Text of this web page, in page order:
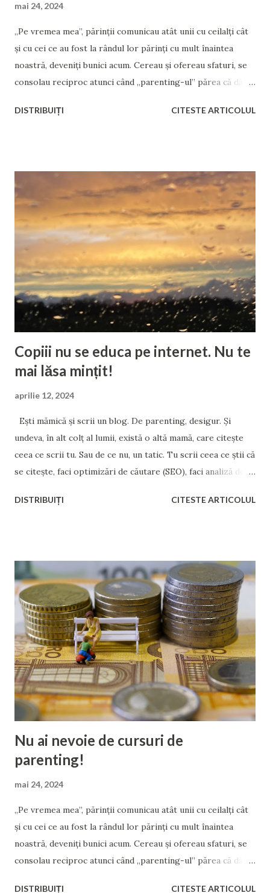
mai 24, 2024
„Pe vremea mea”, părinții comunicau atât unii cu ceilalți cât
și cu cei ce au fost la rândul lor părinți cu mult înaintea
noastră, deveniți bunici acum. Cereau și ofereau sfaturi, se
consolau reciproc atunci când „parenting-ul” părea că dă
să funcționeze, în ciuda faptului că noțiunea de parenting
din greșeală sau din inconștiență, părinții pe care îi vedem
destul de des la televizor alături de cuvântul „abuz”, din ce
am observat, nu de cursuri de parenting au nevoie, ci de
medicație, de măsuri coercitive sau de arest
instituționalizat. Poate și de sterilizare chimică, însă intru
aici pe un teritoriu destul de instabil și interpretabil, ce ține
de drepturile fundamentale ale omului. Deși cel ce-și
abuzează copilul nu știu dacă mai poate fi catalogat ca...
DISTRIBUIȚI CITESTE ARTICOLUL
Copiii nu se educa pe internet. Nu te
mai lăsa mințit!
aprilie 12, 2024
Ești mămică și scrii un blog. De parenting, desigur. Și
undeva, în alt colț al lumii, există o altă mamă, care citește
ceea ce scrii tu. Sau de ce nu, un tatic. Tu scrii ceea ce știi că
se citește, faci optimizări de căutare (SEO), faci analiză de
optimizezi site-ul pentru o indexare mai rapidă, și îți
nimic de indexare și de page rank. Și nici nu o interesează.
Pe ea o interesează să afle informații relevante care să-i
facă viața de mamă mai ușoară. Sau poate caută doar relatări
sincere cu care poate rezona, în efortul de a-și valida că nu
e singură, că nu e insuficientă, și că va fi bine. Însă tu, fără
scrupule și fără repere morale, îi dai înainte cu ghidul tău
pentru o „educație parentală eficientă”: Crește stima de
sine a copilului Știi măca...
DISTRIBUIȚI CITESTE ARTICOLUL
Nu ai nevoie de cursuri de
parenting!
mai 24, 2024
„Pe vremea mea”, părinții comunicau atât unii cu ceilalți cât
și cu cei ce au fost la rândul lor părinți cu mult înaintea
noastră, deveniți bunici acum. Cereau și ofereau sfaturi, se
consolau reciproc atunci când „parenting-ul” părea că dă
DISTRIBUIȚI CITESTE ARTICOLUL